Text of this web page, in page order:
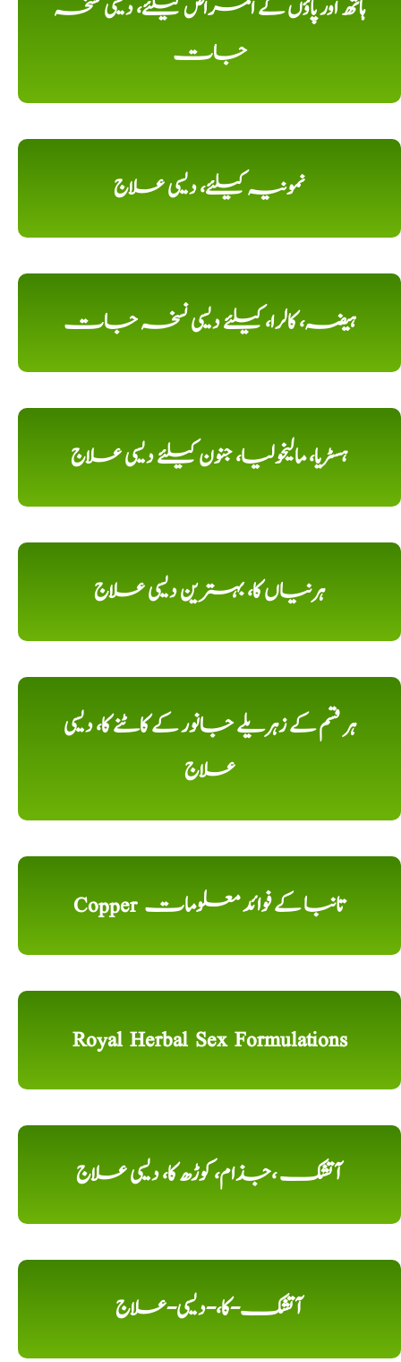
ہاتھ اور پاؤں کے امراض کیلئے، دیسی نسخہ
جات
نمونیہ کیلئے، دیسی علاج
ہیضہ، کالرا، کیلئے دیسی نسخہ جات
ہسٹریا، مالیخولیا، جنون کیلئے دیسی علاج
ہرنیاں کا، بہترین دیسی علاج
ہر قسم کے زہریلے جانور کے کاٹنے کا، دیسی
علاج
Copper تانبا کے فوائد معلومات
Royal Herbal Sex Formulations
آتشک ،جذام، کوڑھ کا، دیسی علاج
آتشک-کا،-دیسی-علاج